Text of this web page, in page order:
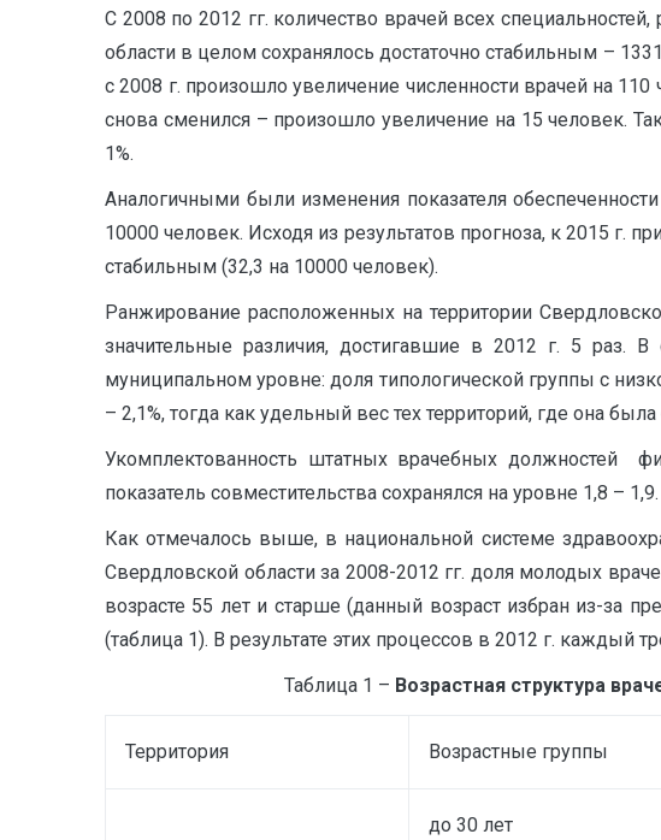
С 2008 по 2012 гг. количество врачей всех
области в целом сохранялось достаточно стабильным –
с 2008 г. произошло увеличение численности врачей на
снова сменился – произошло увеличение на 15 человек.
1%.
Аналогичными были изменения показателя
10000 человек. Исходя из результатов прогноза, к 2015 г.
стабильным (32,3 на 10000 человек).
Ранжирование расположенных на территории
значительные различия, достигавшие в 2012 г. 5 раз.
муниципальном уровне: доля типологической группы с
– 2,1%, тогда как удельный вес тех территорий, где она
Укомплектованность штатных врачебных должностей
показатель совместительства сохранялся на уровне 1,8 – 1,9.
Как отмечалось выше, в национальной системе
Свердловской области за 2008-2012 гг. доля молодых
возрасте 55 лет и старше (данный возраст избран из-за
(таблица 1). В результате этих процессов в 2012 г. каждый
Таблица 1 – Возрастная структура
Территория Возрастные группы
до 30 лет